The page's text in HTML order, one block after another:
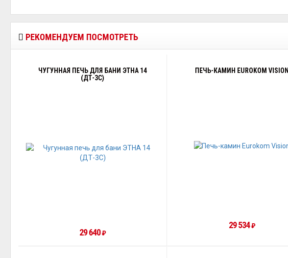
РЕКОМЕНДУЕМ ПОСМОТРЕТЬ
ЧУГУННАЯ ПЕЧЬ ДЛЯ БАНИ ЭТНА 14
(ДТ-3С)
29 640₽
ПЕЧЬ-КАМИН EUROKOM VISION
29 534₽